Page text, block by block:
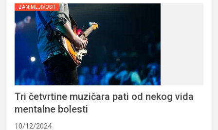
ZANIMLJIVOSTI
Tri četvrtine muzičara pati od nekog vida
mentalne bolesti
10/12/2024